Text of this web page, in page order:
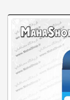
تخفیف‌ها
و
پیشنهادها
تماس